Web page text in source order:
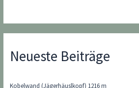
Neueste Beiträge
Kobelwand (Jägerhäuslkopf) 1216 m